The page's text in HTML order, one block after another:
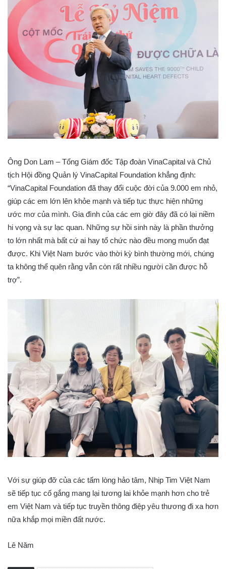
Ông Don Lam – Tổng Giám đốc Tập đoàn VinaCapital và Chủ
tịch Hội đồng Quản lý VinaCapital Foundation khẳng định:
“VinaCapital Foundation đã thay đổi cuộc đời của 9.000 em nhỏ,
giúp các em lớn lên khỏe mạnh và tiếp tục thực hiện những
ước mơ của mình. Gia đình của các em giờ đây đã có lại niềm
hi vọng và sự lạc quan. Những sự hồi sinh này là phần thưởng
to lớn nhất mà bất cứ ai hay tổ chức nào đều mong muốn đạt
được. Khi Việt Nam bước vào thời kỳ bình thường mới, chúng
ta không thể quên rằng vẫn còn rất nhiều người cần được hỗ
trợ”.
Với sự giúp đỡ của các tấm lòng hảo tâm, Nhịp Tim Việt Nam
sẽ tiếp tục cố gắng mang lại tương lai khỏe mạnh hơn cho trẻ
em Việt Nam và tiếp tục truyền thông điệp yêu thương đi xa hơn
nữa khắp mọi miền đất nước.
Lê Năm